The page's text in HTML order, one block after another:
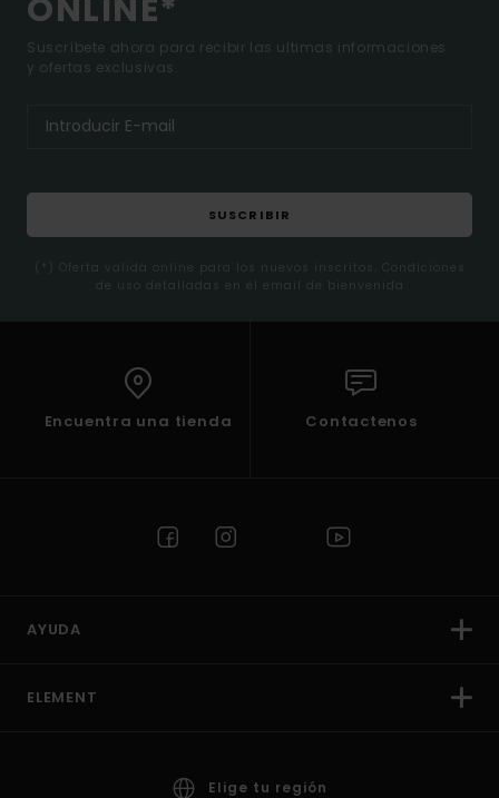
ONLINE*
Suscríbete ahora para recibir las ultimas informaciones
y ofertas exclusivas.
SUSCRIBIR
(*) Oferta valida online para los nuevos inscritos. Condiciones
de uso detalladas en el email de bienvenida
Encuentra una tienda Contactenos
AYUDA
ELEMENT
Elige tu región